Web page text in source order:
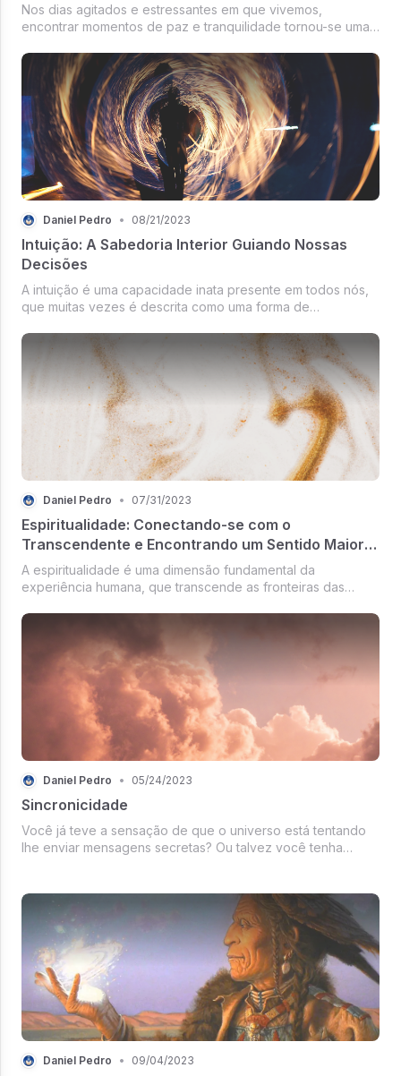
Nos dias agitados e estressantes em que vivemos,
encontrar momentos de paz e tranquilidade tornou-se uma
A meditação tem se mostrado uma...
Daniel Pedro • 08/21/2023
Intuição: A Sabedoria Interior Guiando Nossas
Decisões
A intuição é uma capacidade inata presente em todos nós,
que muitas vezes é descrita como uma forma de
do raciocínio consciente. É uma voz...
Daniel Pedro • 07/31/2023
Espiritualidade: Conectando-se com o
Transcendente e Encontrando um Sentido Maior
na Vida
A espiritualidade é uma dimensão fundamental da
experiência humana, que transcende as fronteiras das
humano por significado, propósito...
Daniel Pedro • 05/24/2023
Sincronicidade
Você já teve a sensação de que o universo está tentando
lhe enviar mensagens secretas? Ou talvez você tenha
Daniel Pedro • 09/04/2023